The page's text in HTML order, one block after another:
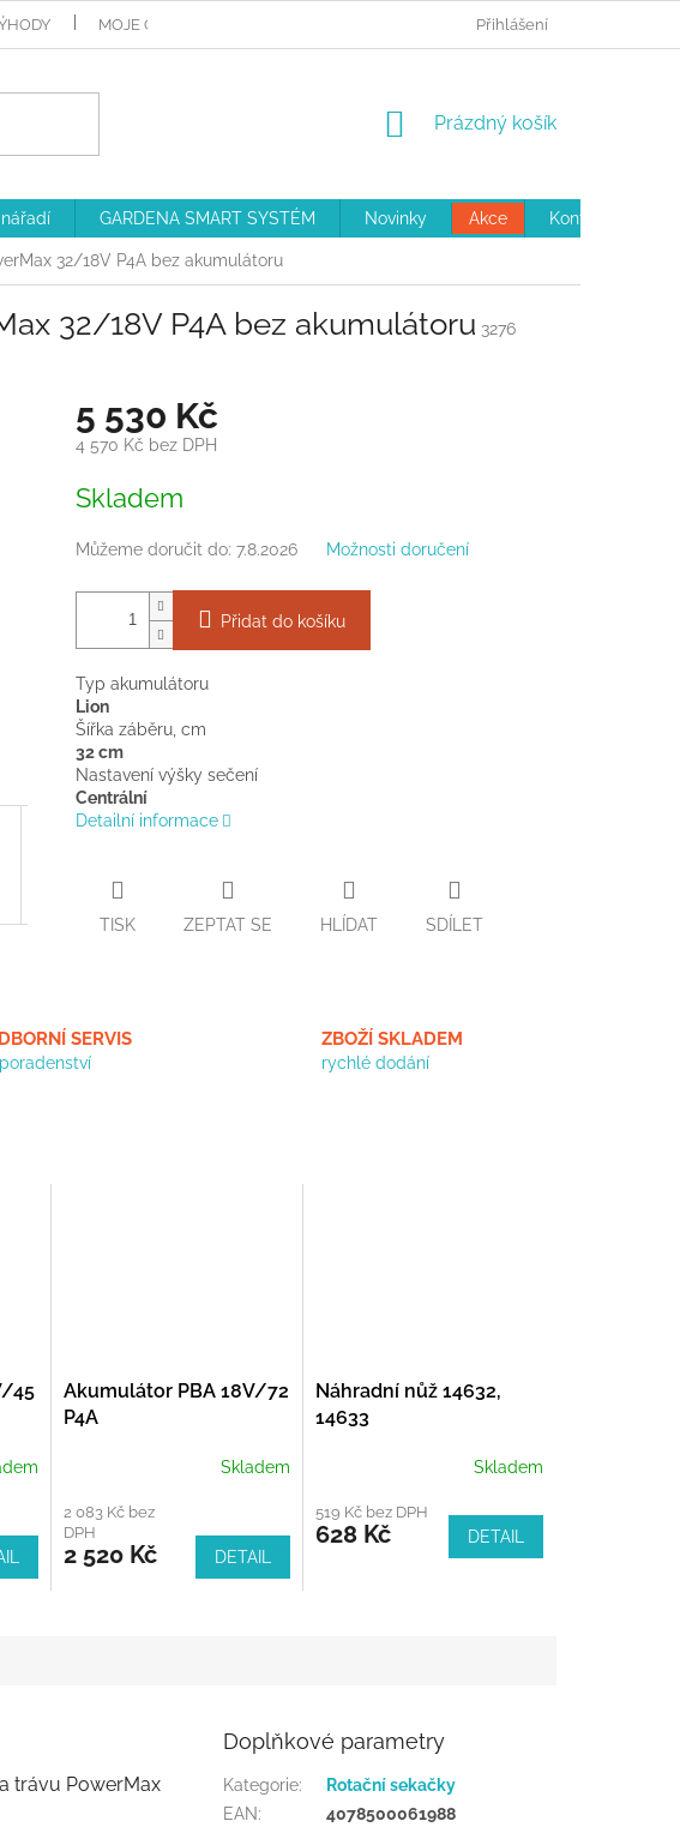
MOJE OBJEDNÁVKA OBCHODNÍ PODMÍNKY
Přihlášení
NÁKUPNÍ
Prázdný košík
GARDENA SMART SYSTÉM Novinky Akce Kontakty
32/18V P4A bez akumulátoru
32/18V P4A bez akumulátoru 3276
5 530 Kč
4 570 Kč bez DPH
cena:
Skladem
Můžeme doručit do: 7.8.2026 Možnosti doručení
Přidat do košíku
Typ akumulátoru
Lion
Šířka záběru, cm
32 cm
Nastavení výšky sečení
Centrální
Detailní informace
TISK ZEPTAT SE HLÍDAT SDÍLET
SERVIS ZBOŽÍ SKLADEM
rychlé dodání
45
Akumulátor PBA 18V/72
P4A
Skladem
2 083 Kč bez
DPH
2 520 Kč DETAIL
Náhradní nůž 14632,
14633
Skladem
519 Kč bez DPH
628 Kč DETAIL
trávu PowerMax
Doplňkové parametry
Kategorie:
Rotační sekačky
EAN: 4078500061988